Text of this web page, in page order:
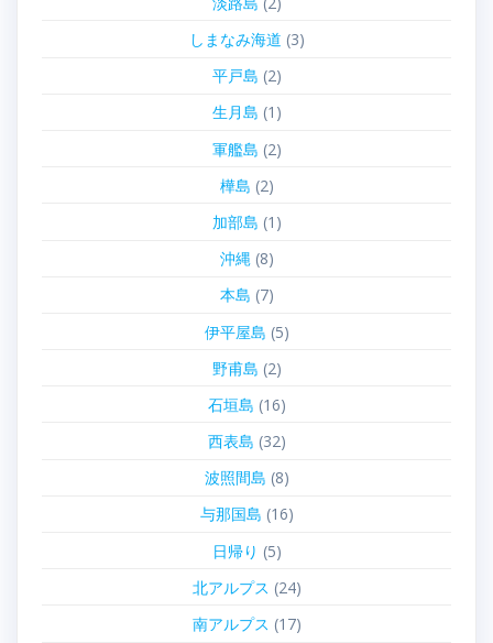
しまなみ海道 (3)
平戸島 (2)
生月島 (1)
軍艦島 (2)
樺島 (2)
加部島 (1)
沖縄(8)
本島 (7)
伊平屋島 (5)
野甫島 (2)
石垣島 (16)
西表島 (32)
波照間島 (8)
与那国島 (16)
日帰り (5)
北アルプス (24)
南アルプス (17)